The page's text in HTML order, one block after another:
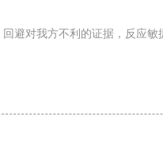
避对我方不利的证据，反应